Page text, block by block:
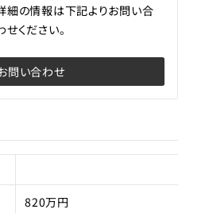
細の情報は下記よりお問い合
せください。
問い合わせ
820万円